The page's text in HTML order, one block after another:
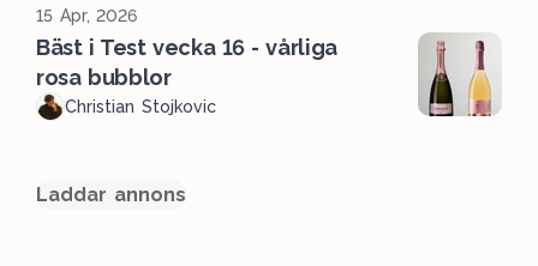
15 Apr, 2026
Bäst i Test vecka 16 - vårliga
rosa bubblor
Christian Stojkovic
Laddar annons